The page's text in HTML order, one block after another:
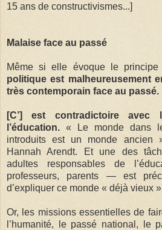
15 ans de constructivismes...]
Malaise face au passé
Même si elle évoque le
politique est malheureusement
très contemporain face au passé.
[C’] est contradictoire
l’éducation. « Le monde dans
introduits est un monde ancien
Hannah Arendt. Et une des
adultes responsables de
professeurs, parents — est
d’expliquer ce monde « déjà vieux
Or, les missions essentielles de
l’humanité, le passé national, le